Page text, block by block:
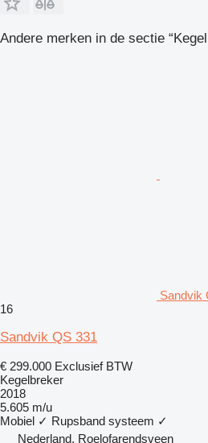
Andere merken in de sectie
Sandvik
16
Sandvik QS 331
€ 299.000 Exclusief BTW
Kegelbreker
2018
5.605 m/u
Mobiel ✓ Rupsband systeem ✓
Nederland, Roelofarendsveen